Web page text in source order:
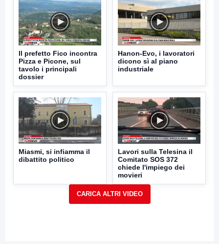
Il prefetto Fico incontra
Pizza e Picone, sul
tavolo i principali
dossier
Hanon-Evo, i lavoratori
dicono sì al piano
industriale
Miasmi, si infiamma il
dibattito politico
Lavori sulla Telesina il
Comitato SOS 372
chiede l'impiego dei
movieri